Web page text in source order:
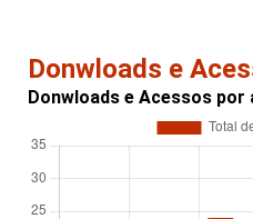
Donwloads e
Donwloads e Acessos por